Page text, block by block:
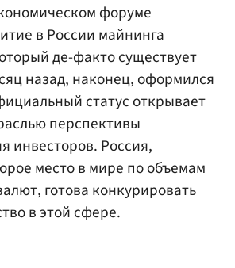
форуме
в России майнинга
де-факто существует
назад, наконец, оформился
статус открывает
перспективы
инвесторов. Россия,
место в мире по объемам
готова конкурировать
в этой сфере.